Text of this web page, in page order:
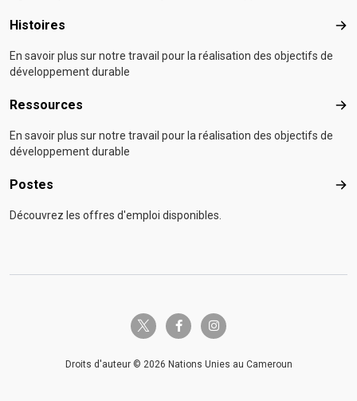
Histoires
En savoir plus sur notre travail pour la réalisation des objectifs de
développement durable
Ressources
En savoir plus sur notre travail pour la réalisation des objectifs de
développement durable
Postes
Découvrez les offres d'emploi disponibles.
twitter-x facebook-finstagram
Droits d'auteur © 2026 Nations Unies au Cameroun